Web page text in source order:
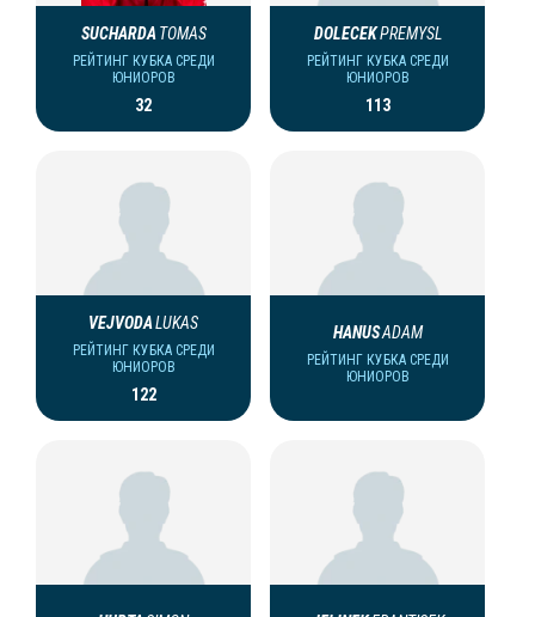
SUCHARDA TOMAS
РЕЙТИНГ КУБКА СРЕДИ
ЮНИОРОВ
32
DOLECEKPREMYSL
РЕЙТИНГ КУБКА СРЕДИ
ЮНИОРОВ
113
VEJVODALUKAS
РЕЙТИНГ КУБКА СРЕДИ
ЮНИОРОВ
122
HANUSADAM
РЕЙТИНГ КУБКА СРЕДИ
ЮНИОРОВ